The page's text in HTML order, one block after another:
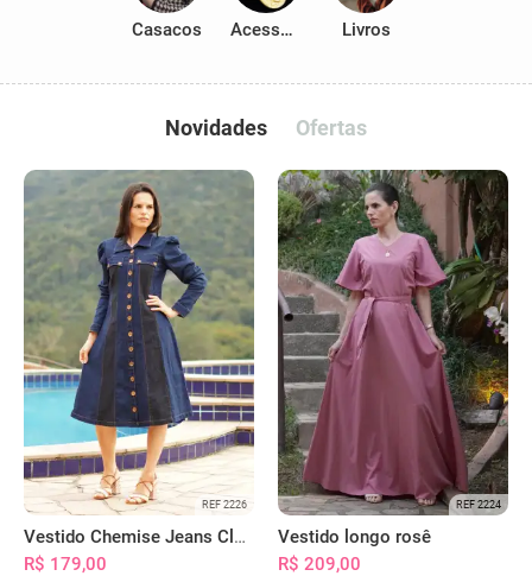
Casacos Acessórios Livros
Novidades Ofertas
REF 2226
Vestido Chemise Jeans Clássica Serena
R$ 179,00
REF 2224
Vestido longo rosê
R$ 209,00